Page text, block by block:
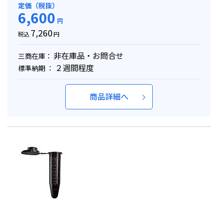
定価（税抜）
6,600 円
税込 7,260円
三商在庫： 非在庫品・お問合せ
標準納期 ： ２週間程度
商品詳細へ